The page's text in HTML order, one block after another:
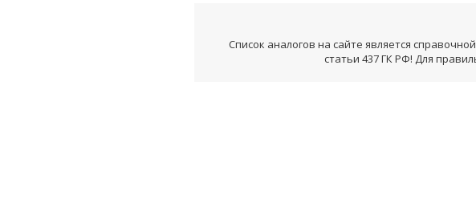
Список аналогов на сайте является
статьи 437 ГК РФ! Для